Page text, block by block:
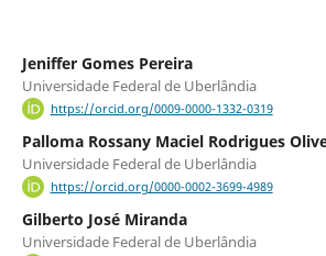
Jeniffer Gomes Pereira
Universidade Federal de Uberlândia
https://orcid.org/0009-0000-1332-0319
Palloma Rossany Maciel Rodrigues
Universidade Federal de Uberlândia
https://orcid.org/0000-0002-3699-4989
Gilberto José Miranda
Universidade Federal de Uberlândia